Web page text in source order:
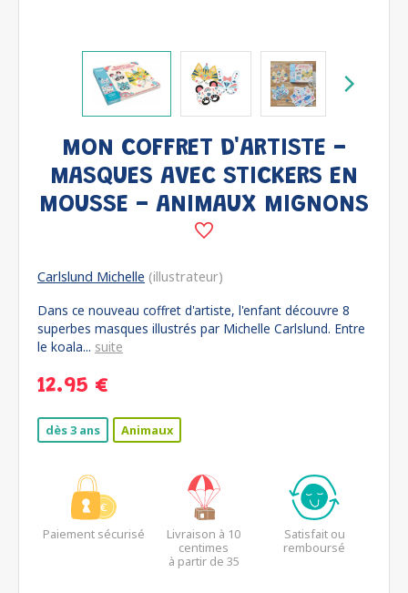
MON COFFRET D'ARTISTE -
MASQUES AVEC STICKERS EN
MOUSSE - ANIMAUX MIGNONS
Carlslund Michelle (illustrateur)
Dans ce nouveau coffret d'artiste, l'enfant découvre 8
superbes masques illustrés par Michelle Carlslund. Entre
le koala... suite
12.95 €
dès 3 ans Animaux
Paiement sécurisé
Livraison à 10
centimes
à partir de 35
Satisfait ou
remboursé